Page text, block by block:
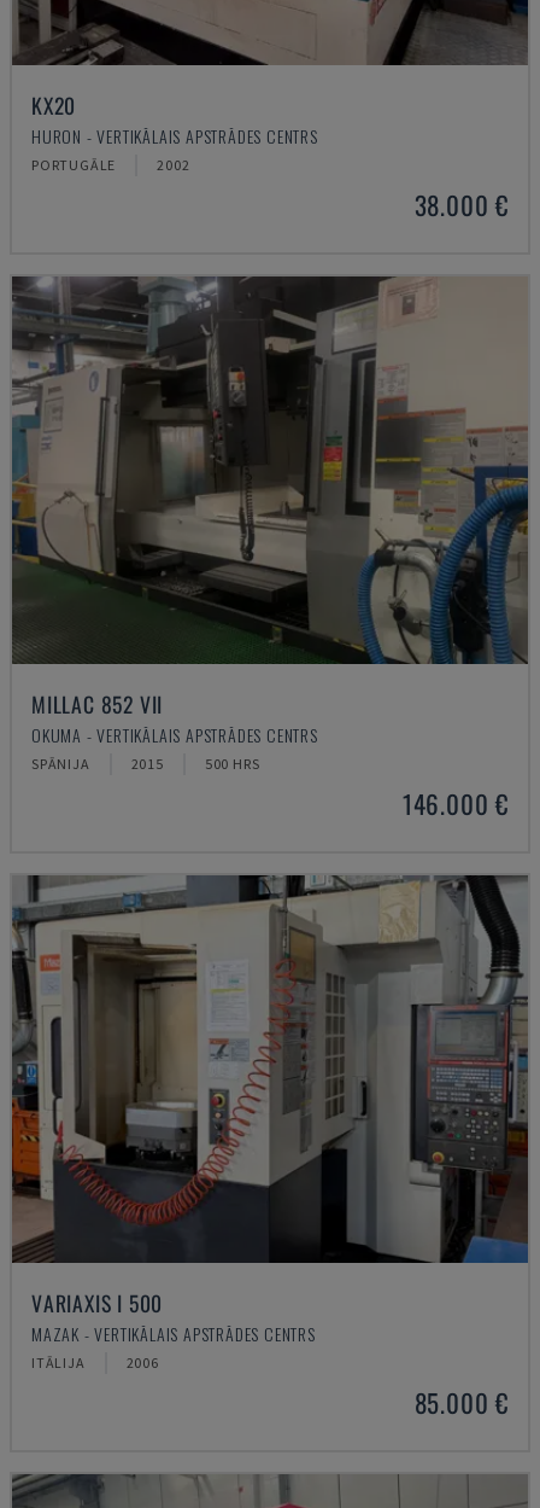
KX20
HURON - VERTIKĀLAIS APSTRĀDES CENTRS
PORTUGĀLE 2002
38.000 €
MILLAC 852 VII
OKUMA - VERTIKĀLAIS APSTRĀDES CENTRS
SPĀNIJA 2015 500 HRS
146.000 €
VARIAXIS I 500
MAZAK - VERTIKĀLAIS APSTRĀDES CENTRS
ITĀLIJA 2006
85.000 €